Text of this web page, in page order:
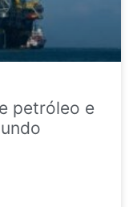
petróleo e